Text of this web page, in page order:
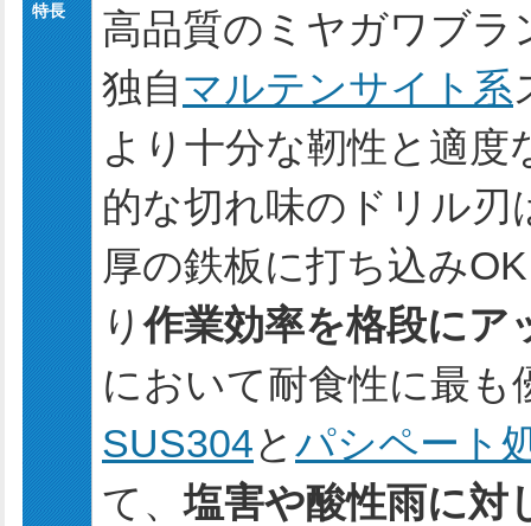
特長
高品質のミヤガワブ
独自マルテンサイト系
より十分な靭性と適
的な切れ味のドリル刃
厚の鉄板に打ち込み
り作業効率を格段にア
において耐食性に最
SUS304と パシペート
て、塩害や酸性雨に対